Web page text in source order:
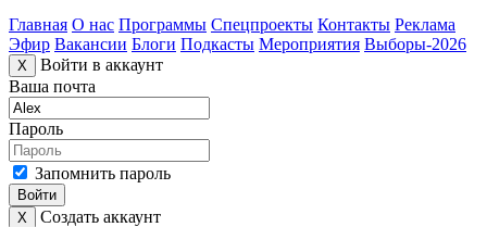
Главная О нас Программы Спецпроекты Контакты Реклама
Эфир Вакансии Блоги Подкасты Мероприятия Выборы-2026
X
Войти в аккаунт
Ваша почта
Пароль
Запомнить пароль
Войти
X
Создать аккаунт